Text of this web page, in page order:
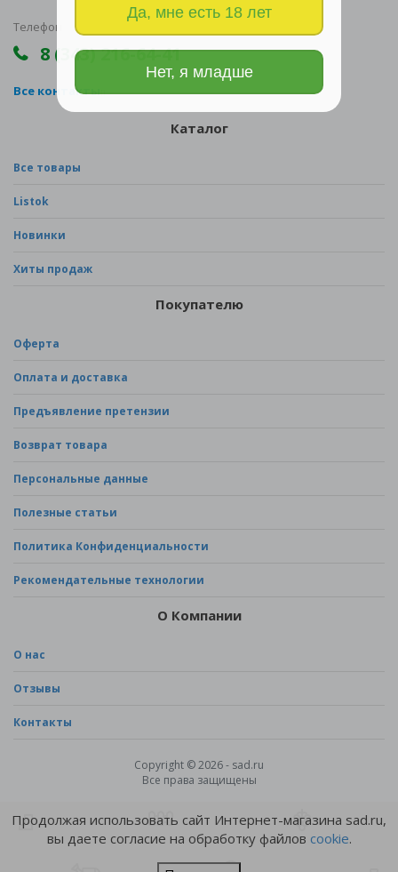
Да, мне есть 18 лет
Нет, я младше
Телефон
8 (343) 216-64-41
Все контакты
Каталог
Все товары
Listok
Новинки
Хиты продаж
Покупателю
Оферта
Оплата и доставка
Предъявление претензии
Возврат товара
Персональные данные
Полезные статьи
Политика Конфиденциальности
Рекомендательные технологии
О Компании
О нас
Отзывы
Контакты
Copyright © 2026 - sad.ru
Все права защищены
Продолжая использовать сайт Интернет-магазина sad.ru,
вы даете согласие на обработку файлов cookie.